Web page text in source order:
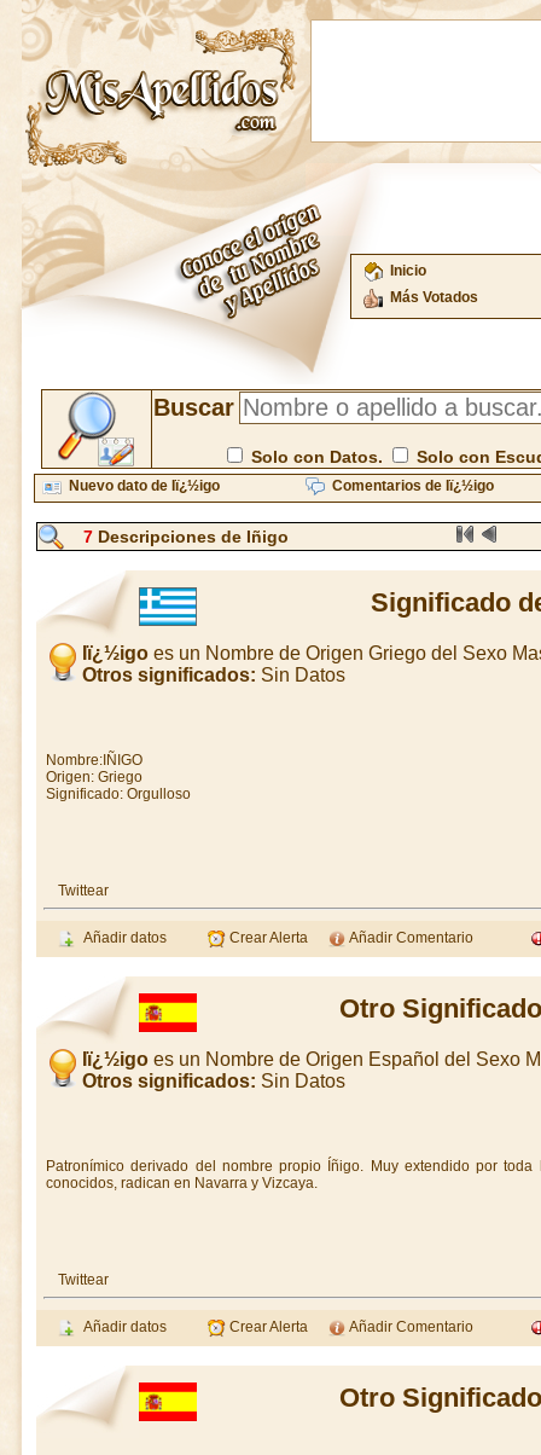
Inicio
Más Votados
Buscar
Solo con Datos. Solo con
Nuevo dato de Iï¿½igo Comentarios de Iï¿½igo
7Descripciones de Iñigo
Significado
Iï¿½igo es un Nombre de Origen Griego del Sexo
Otros significados: Sin Datos
Nombre:IÑIGO
Origen: Griego
Significado: Orgulloso
Twittear
Añadir datos Crear Alerta Añadir Comentario
Otro
Iï¿½igo es un Nombre de Origen Español del Sexo
Otros significados: Sin Datos
Patronímico derivado del nombre propio Íñigo. Muy extendido por
conocidos, radican en Navarra y Vizcaya.
Twittear
Añadir datos Crear Alerta Añadir Comentario
Otro